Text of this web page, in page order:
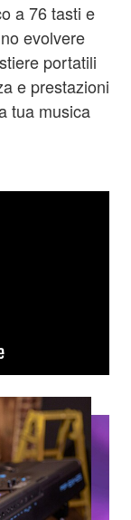
a 76 tasti e
evolvere
portatili
e prestazioni
tua musica